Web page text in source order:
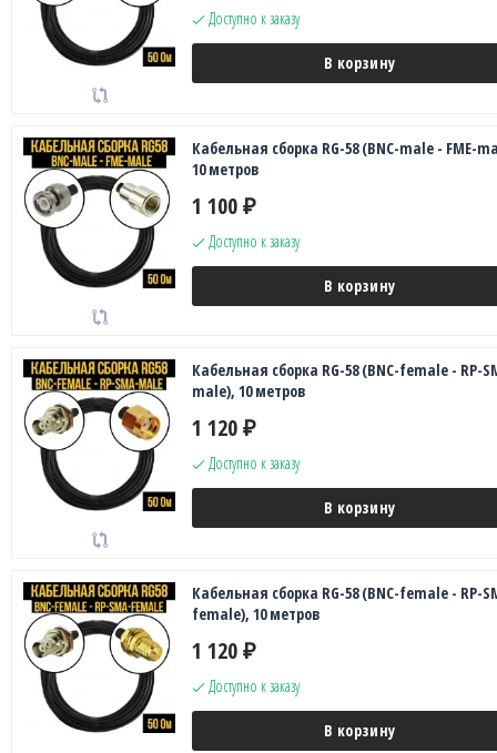
Доступно к заказу
В корзину
Кабельная сборка RG-58 (BNC-male - FME-
10 метров
1 100 ₽
Доступно к заказу
В корзину
Кабельная сборка RG-58 (BNC-female - RP-
male), 10 метров
1 120 ₽
Доступно к заказу
В корзину
Кабельная сборка RG-58 (BNC-female - RP-
female), 10 метров
1 120 ₽
Доступно к заказу
В корзину